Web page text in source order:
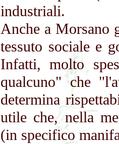
industriali.
Anche a Morsano
tessuto sociale e
Infatti, molto
qualcuno" che
determina
utile che, nella
(in specifico